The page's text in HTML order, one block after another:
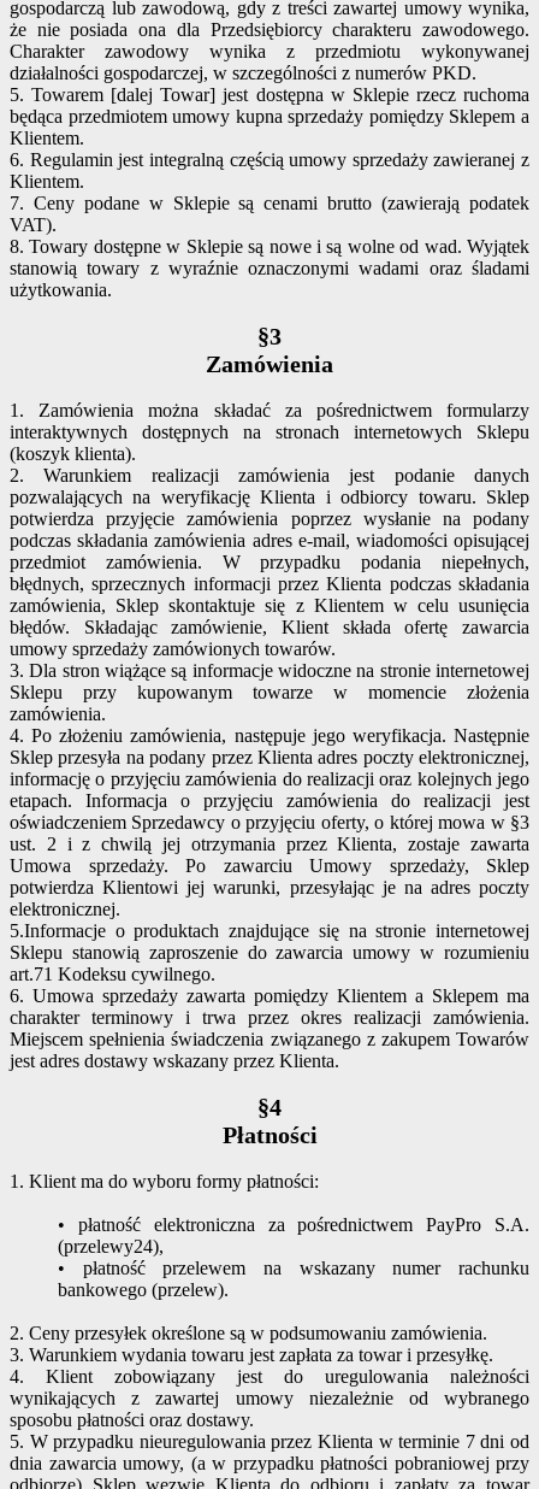
gospodarczą lub zawodową, gdy z treści zawartej umowy wynika,
że nie posiada ona dla Przedsiębiorcy charakteru zawodowego.
Charakter zawodowy wynika z przedmiotu wykonywanej
działalności gospodarczej, w szczególności z numerów PKD.
5. Towarem [dalej Towar] jest dostępna w Sklepie rzecz ruchoma
będąca przedmiotem umowy kupna sprzedaży pomiędzy Sklepem a
Klientem.
6. Regulamin jest integralną częścią umowy sprzedaży zawieranej z
Klientem.
7. Ceny podane w Sklepie są cenami brutto (zawierają podatek
VAT).
8. Towary dostępne w Sklepie są nowe i są wolne od wad. Wyjątek
stanowią towary z wyraźnie oznaczonymi wadami oraz śladami
użytkowania.
§3
Zamówienia
1. Zamówienia można składać za pośrednictwem formularzy
interaktywnych dostępnych na stronach internetowych Sklepu
(koszyk klienta).
2. Warunkiem realizacji zamówienia jest podanie danych
pozwalających na weryfikację Klienta i odbiorcy towaru. Sklep
potwierdza przyjęcie zamówienia poprzez wysłanie na podany
podczas składania zamówienia adres e-mail, wiadomości opisującej
przedmiot zamówienia. W przypadku podania niepełnych,
błędnych, sprzecznych informacji przez Klienta podczas składania
zamówienia, Sklep skontaktuje się z Klientem w celu usunięcia
błędów. Składając zamówienie, Klient składa ofertę zawarcia
umowy sprzedaży zamówionych towarów.
3. Dla stron wiążące są informacje widoczne na stronie internetowej
Sklepu przy kupowanym towarze w momencie złożenia
zamówienia.
4. Po złożeniu zamówienia, następuje jego weryfikacja. Następnie
Sklep przesyła na podany przez Klienta adres poczty elektronicznej,
informację o przyjęciu zamówienia do realizacji oraz kolejnych jego
etapach. Informacja o przyjęciu zamówienia do realizacji jest
oświadczeniem Sprzedawcy o przyjęciu oferty, o której mowa w §3
ust. 2 i z chwilą jej otrzymania przez Klienta, zostaje zawarta
Umowa sprzedaży. Po zawarciu Umowy sprzedaży, Sklep
potwierdza Klientowi jej warunki, przesyłając je na adres poczty
elektronicznej.
5.Informacje o produktach znajdujące się na stronie internetowej
Sklepu stanowią zaproszenie do zawarcia umowy w rozumieniu
art.71 Kodeksu cywilnego.
6. Umowa sprzedaży zawarta pomiędzy Klientem a Sklepem ma
charakter terminowy i trwa przez okres realizacji zamówienia.
Miejscem spełnienia świadczenia związanego z zakupem Towarów
jest adres dostawy wskazany przez Klienta.
§4
Płatności
1. Klient ma do wyboru formy płatności:
• płatność elektroniczna za pośrednictwem PayPro S.A.
(przelewy24),
• płatność przelewem na wskazany numer rachunku
bankowego (przelew).
2. Ceny przesyłek określone są w podsumowaniu zamówienia.
3. Warunkiem wydania towaru jest zapłata za towar i przesyłkę.
4. Klient zobowiązany jest do uregulowania należności
wynikających z zawartej umowy niezależnie od wybranego
sposobu płatności oraz dostawy.
5. W przypadku nieuregulowania przez Klienta w terminie 7 dni od
dnia zawarcia umowy, (a w przypadku płatności pobraniowej przy
odbiorze) Sklep wezwie Klienta do odbioru i zapłaty za towar